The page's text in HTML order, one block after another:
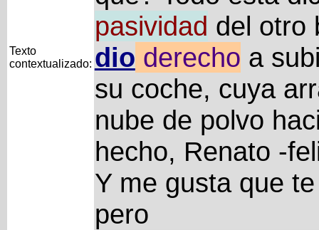
Texto
contextualizado:
pasividad del otro
dio derecho a
su coche, cuya
nube de polvo
hecho, Renato -
Y me gusta que
pero